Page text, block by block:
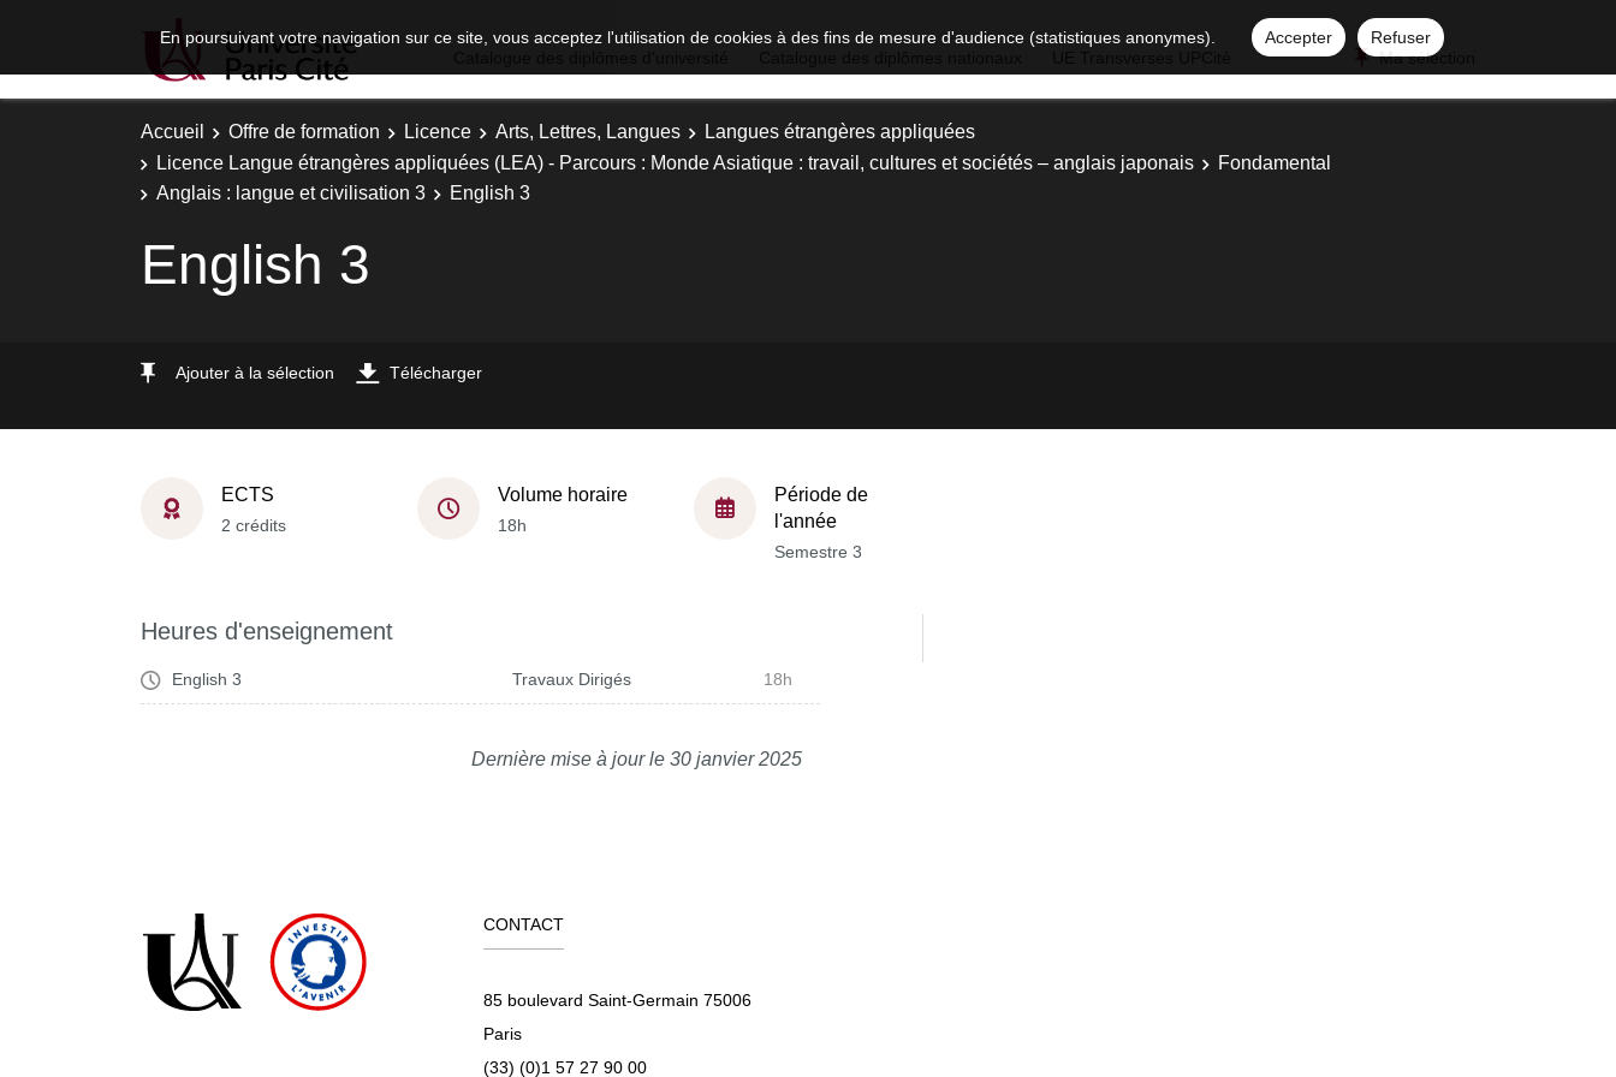
En poursuivant votre navigation sur ce site, vous acceptez l'utilisation de cookies à des fins de mesure d'audience (statistiques anonymes). Accepter
Refuser
Ma sélection
Accueil Offre de formation Licence Arts, Lettres, Langues
Langues étrangères appliquées
Licence Langue étrangères appliquées (LEA) - Parcours : Monde Asiatique : travail, cultures et sociétés – anglais japonais
Fondamental
Anglais : langue et civilisation 3
English 3
English 3
Ajouter à la sélection Télécharger
ECTS
2 crédits
Volume horaire
18h
Période de
l'année
Semestre 3
Heures d'enseignement
English 3 Travaux Dirigés 18h
Dernière mise à jour le 30 janvier 2025
CONTACT
85 boulevard Saint-Germain 75006
Paris
(33) (0)1 57 27 90 00